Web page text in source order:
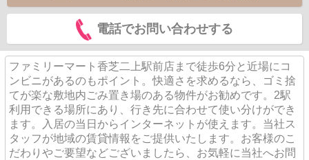
電話でお問い合わせする
ファミリーマート香芝二上駅前店まで徒歩6分と近場にコ
ンビニがあるのもポイント。快適さを求めるなら、ゴミ捨
てが楽な敷地内ごみ置き場のある物件がお勧めです。2駅
利用できる場所にあり、行き先に合わせて使い分けができ
ます。入居の当日からインターネットが使えます。当社ス
タッフが地域の賃貸情報をご提供いたします。お客様のこ
だわりやご要望などございましたら、お気軽に当社へお問